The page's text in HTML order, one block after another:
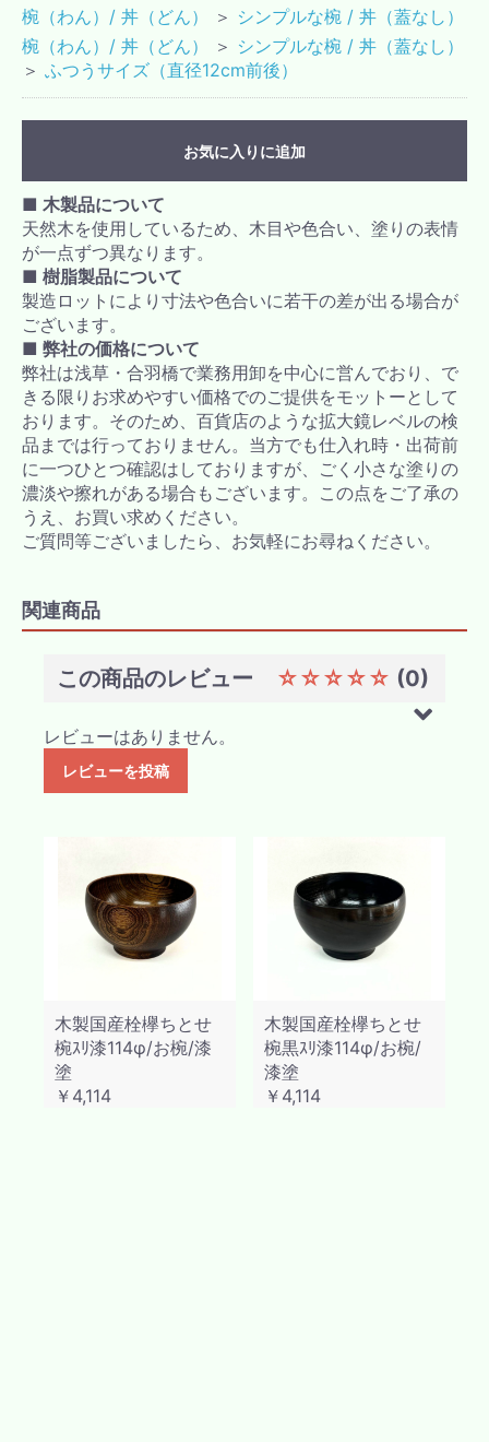
椀（わん）/ 丼（どん）
＞ シンプルな椀 / 丼（蓋なし）
椀（わん）/ 丼（どん）
＞ シンプルな椀 / 丼（蓋なし）
＞ ふつうサイズ（直径12cm前後）
お気に入りに追加
■ 木製品について
天然木を使用しているため、木目や色合い、塗りの表情
が一点ずつ異なります。
■ 樹脂製品について
製造ロットにより寸法や色合いに若干の差が出る場合が
ございます。
■ 弊社の価格について
弊社は浅草・合羽橋で業務用卸を中心に営んでおり、で
きる限りお求めやすい価格でのご提供をモットーとして
おります。そのため、百貨店のような拡大鏡レベルの検
品までは行っておりません。当方でも仕入れ時・出荷前
に一つひとつ確認はしておりますが、ごく小さな塗りの
濃淡や擦れがある場合もございます。この点をご了承の
うえ、お買い求めください。
ご質問等ございましたら、お気軽にお尋ねください。
関連商品
この商品のレビュー ☆☆☆☆☆ (0)
レビューはありません。
レビューを投稿
木製国産栓欅ちとせ
椀ｽﾘ漆114φ/お椀/漆
塗
￥4,114
木製国産栓欅ちとせ
椀黒ｽﾘ漆114φ/お椀/
漆塗
￥4,114